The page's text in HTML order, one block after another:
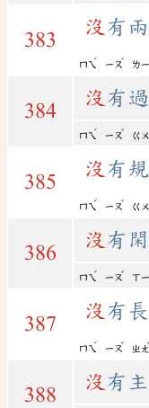
383
沒 有
ㄇㄟ
ˊ
ㄧㄡ
ˇ
ㄌ
384
沒 有過
ㄇㄟ
ˊ
ㄧㄡ
ˇ
ㄍ
385
沒 有
ㄇㄟ
ˊ
ㄧㄡ
ˇ
ㄍ
386
沒 有
ㄇㄟ
ˊ
ㄧㄡ
ˇ
ㄒ
387
沒 有
ㄇㄟ
ˊ
ㄧㄡ
ˇ
ㄓㄤ
ˇ
388
沒 有